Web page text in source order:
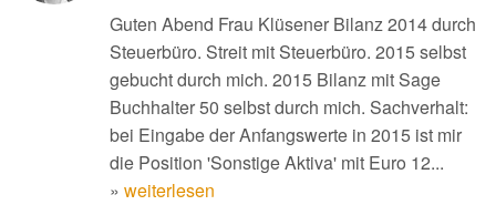
Guten Abend Frau Klüsener Bilanz 2014 durch
Steuerbüro. Streit mit Steuerbüro. 2015 selbst
gebucht durch mich. 2015 Bilanz mit Sage
Buchhalter 50 selbst durch mich. Sachverhalt:
bei Eingabe der Anfangswerte in 2015 ist mir
die Position 'Sonstige Aktiva' mit Euro 12...
» weiterlesen